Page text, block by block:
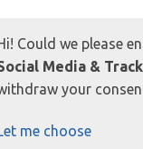
Could we please
Media &
your
me choose